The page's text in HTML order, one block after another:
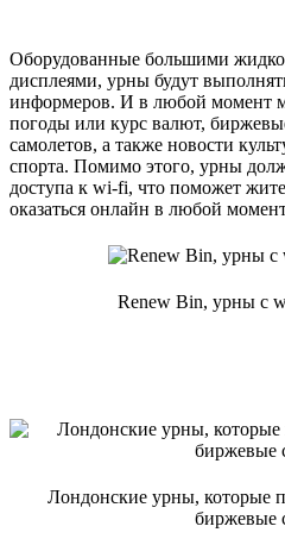
Оборудованные большими
дисплеями, урны будут
информеров. И в любой момент
погоды или курс валют,
самолетов, а также новости
спорта. Помимо этого, урны
доступа к wi-fi, что поможет
оказаться онлайн в любой
Renew Bin, урны с
Лондонские урны, которые
биржевые